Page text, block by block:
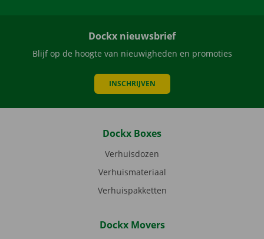
Dockx nieuwsbrief
Blijf op de hoogte van nieuwigheden en promoties
INSCHRIJVEN
Dockx Boxes
Verhuisdozen
Verhuismateriaal
Verhuispakketten
Dockx Movers